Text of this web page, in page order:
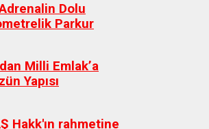
Dolu
Parkur
Milli Emlak’a
Yapısı
Hakk'ın rahmetine